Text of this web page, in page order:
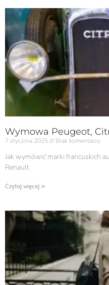
Wymowa Peugeot,
7 stycznia 2025 Brak komentarzy
Jak wymówić marki francuskich
Renault
Czytaj więcej »